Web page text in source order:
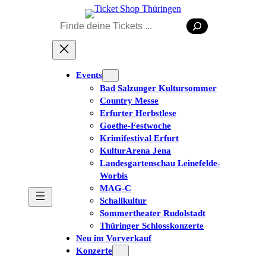
Suchen
Events
Bad Salzunger Kultursommer
Country Messe
Erfurter Herbstlese
Goethe-Festwoche
Krimifestival Erfurt
KulturArena Jena
Landesgartenschau Leinefelde-
Worbis
MAG-C
Schallkultur
Sommertheater Rudolstadt
Thüringer Schlosskonzerte
Neu im Vorverkauf
Konzerte
Tickets kaufen